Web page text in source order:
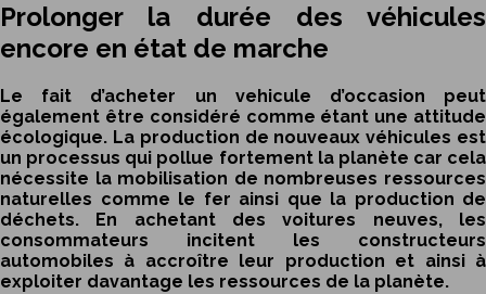
Prolonger la durée des véhicules
encore en état de marche
Le fait d’acheter un vehicule d’occasion peut
également être considéré comme étant une attitude
écologique. La production de nouveaux véhicules est
un processus qui pollue fortement la planète car cela
nécessite la mobilisation de nombreuses ressources
naturelles comme le fer ainsi que la production de
déchets. En achetant des voitures neuves, les
consommateurs incitent les constructeurs
automobiles à accroître leur production et ainsi à
exploiter davantage les ressources de la planète.